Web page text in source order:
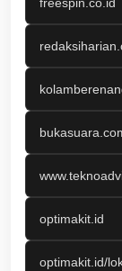
optimakit.id
optimakit.id/